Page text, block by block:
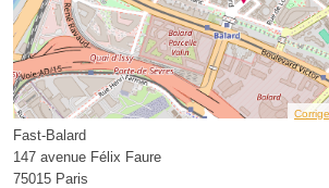
Fast-Balard
147 avenue Félix Faure
75015 Paris